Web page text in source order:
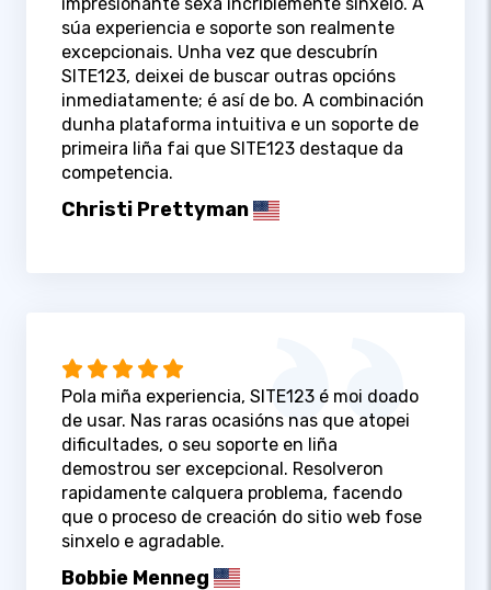
impresionante sexa incriblemente sinxelo. A
súa experiencia e soporte son realmente
excepcionais. Unha vez que descubrín
SITE123, deixei de buscar outras opcións
inmediatamente; é así de bo. A combinación
dunha plataforma intuitiva e un soporte de
primeira liña fai que SITE123 destaque da
competencia.
Christi Prettyman
Pola miña experiencia, SITE123 é moi doado
de usar. Nas raras ocasións nas que atopei
dificultades, o seu soporte en liña
demostrou ser excepcional. Resolveron
rapidamente calquera problema, facendo
que o proceso de creación do sitio web fose
sinxelo e agradable.
Bobbie Menneg